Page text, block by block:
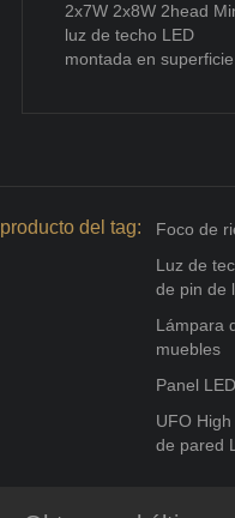
2x7W 2x8W 2head
luz de techo LED
montada en superficie
producto del tag:
Foco de
Luz de
de pin de
Lámpara
muebles
Panel
UFO
de pared